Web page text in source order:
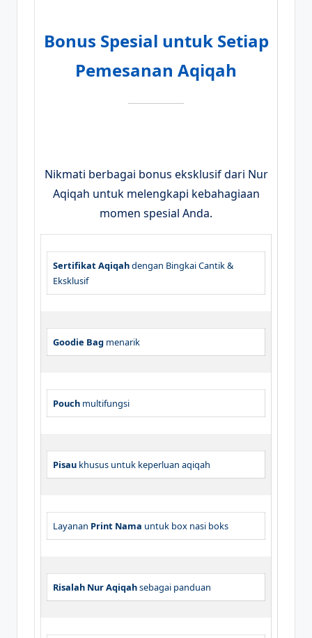
Bonus Spesial untuk Setiap
Pemesanan Aqiqah
Nikmati berbagai bonus eksklusif dari Nur
Aqiqah untuk melengkapi kebahagiaan
momen spesial Anda.
Sertifikat Aqiqahdengan Bingkai Cantik &
Eksklusif
Goodie Bag menarik
Pouch multifungsi
Pisau khusus untuk keperluan aqiqah
Layanan Print Nama untuk box nasi boks
Risalah Nur Aqiqahsebagai panduan